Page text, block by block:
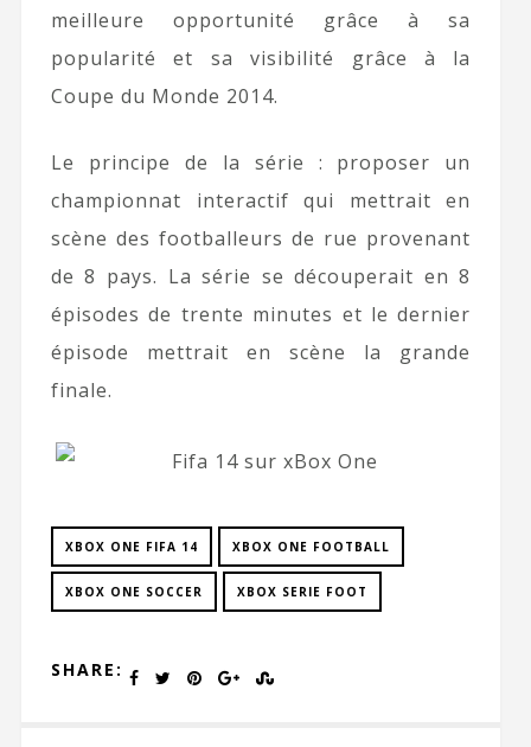
meilleure opportunité grâce à sa
popularité et sa visibilité grâce à la
Coupe du Monde 2014.
Le principe de la série : proposer un
championnat interactif qui mettrait en
scène des footballeurs de rue provenant
de 8 pays. La série se découperait en 8
épisodes de trente minutes et le dernier
épisode mettrait en scène la grande
finale.
XBOX ONE FIFA 14 XBOX ONE FOOTBALL
XBOX ONE SOCCER XBOX SERIE FOOT
SHARE: